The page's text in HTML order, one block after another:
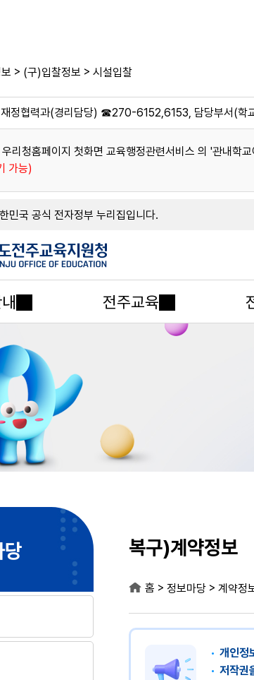
> (구)입찰정보 > 시설입찰
정협력과(경리담당) ☎270-6152,6153, 담당부서(학
리청홈페이지 첫화면 교육행정관련서비스 의 '관내학
가능)